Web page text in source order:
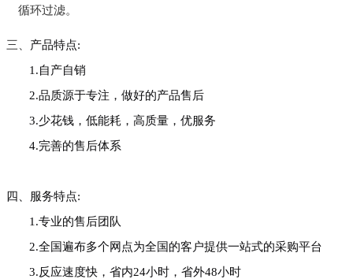
循环过滤。
三、 产品特点:
1.自产自销
2.品质源于专注，做好的产品售后
3.少花钱，低能耗，高质量，优服务
4.完善的售后体系
四、 服务特点:
1.专业的售后团队
2.全国遍布多个网点为全国的客户提供一站式的采购平台
3.反应速度快，省内24小时，省外48小时